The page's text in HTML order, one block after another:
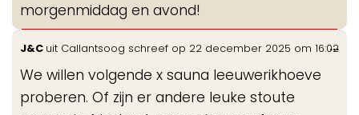
morgenmiddag en avond!
J&C uit Callantsoog schreef op 22 december 2025 om 16:02
We willen volgende x sauna leeuwerikhoeve
proberen. Of zijn er andere leuke stoute
...